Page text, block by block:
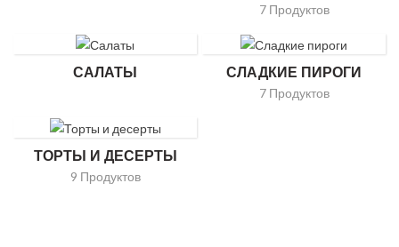
7 Продуктов
САЛАТЫ СЛАДКИЕ ПИРОГИ
7 Продуктов
ТОРТЫ И ДЕСЕРТЫ
9 Продуктов